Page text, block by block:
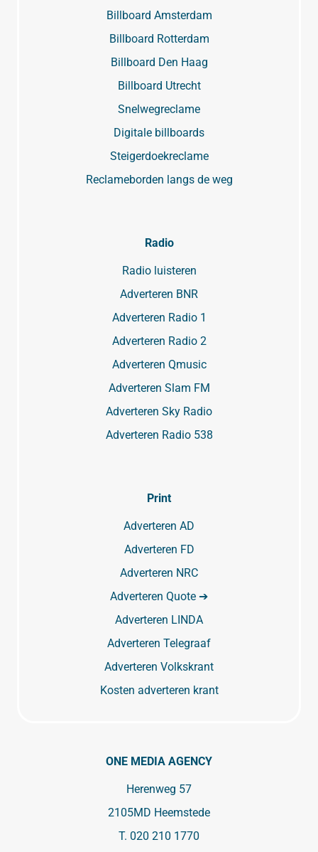
Billboard Amsterdam
Billboard Rotterdam
Billboard Den Haag
Billboard Utrecht
Snelwegreclame
Digitale billboards
Steigerdoekreclame
Reclameborden langs de weg
Radio
Radio luisteren
Adverteren BNR
Adverteren Radio 1
Adverteren Radio 2
Adverteren Qmusic
Adverteren Slam FM
Adverteren Sky Radio
Adverteren Radio 538
Print
Adverteren AD
Adverteren FD
Adverteren NRC
Adverteren Quote ➔
Adverteren LINDA
Adverteren Telegraaf
Adverteren Volkskrant
Kosten adverteren krant
ONE MEDIA AGENCY
Herenweg 57
2105MD Heemstede
T. 020 210 1770